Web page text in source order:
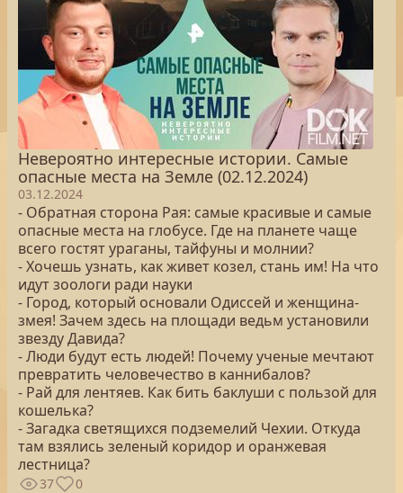
Невероятно интересные истории. Самые
опасные места на Земле (02.12.2024)
03.12.2024
- Обратная сторона Рая: самые красивые и самые
опасные места на глобусе. Где на планете чаще
всего гостят ураганы, тайфуны и молнии?
- Хочешь узнать, как живет козел, стань им! На что
идут зоологи ради науки
- Город, который основали Одиссей и женщина-
змея! Зачем здесь на площади ведьм установили
звезду Давида?
- Люди будут есть людей! Почему ученые мечтают
превратить человечество в каннибалов?
- Рай для лентяев. Как бить баклуши с пользой для
кошелька?
- Загадка светящихся подземелий Чехии. Откуда
там взялись зеленый коридор и оранжевая
лестница?
37 0